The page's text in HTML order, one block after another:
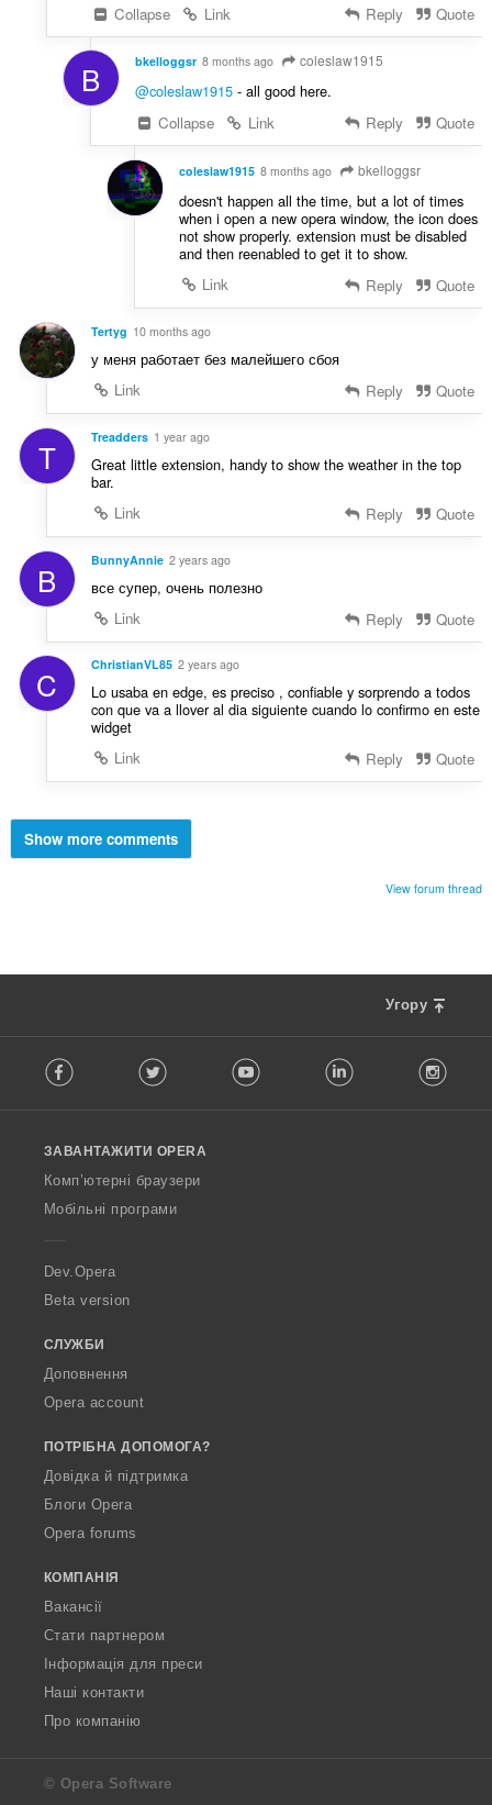
Collapse
Link Reply Quote
B bkelloggsr 8 months ago coleslaw1915
@coleslaw1915- all good here.
Collapse
Link Reply Quote
coleslaw1915 8 months ago bkelloggsr
doesn't happen all the time, but a lot of times
when i open a new opera window, the icon does
not show properly. extension must be disabled
and then reenabled to get it to show.
Link
Reply Quote
Tertyg 10 months ago
у меня работает без малейшего сбоя
Link
Reply Quote
T Treadders 1 year ago
Great little extension, handy to show the weather in the top
bar.
Link
Reply Quote
B BunnyAnnie 2 years ago
все супер, очень полезно
Link
Reply Quote
C ChristianVL85 2 years ago
Lo usaba en edge, es preciso , confiable y sorprendo a todos
con que va a llover al dia siguiente cuando lo confirmo en este
widget
Link
Reply Quote
Show more comments
View forum thread
Угору
o
w
O
p
a
Facebook Twitter Youtube LinkedIn
ЗАВАНТАЖИТИ OPERA
Комп’ютерні браузери
Мобільні програми
Dev.Opera
Beta version
СЛУЖБИ
Доповнення
Opera account
ПОТРІБНА ДОПОМОГА?
Довідка й підтримка
Блоги Opera
Opera forums
КОМПАНІЯ
Вакансії
Стати партнером
Інформація для преси
Наші контакти
Про компанію
© Opera Software